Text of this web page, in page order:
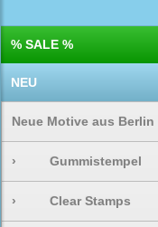
% SALE %
NEU
Neue Motive aus Berlin
› Gummistempel
› Clear Stamps